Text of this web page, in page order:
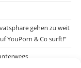
gehen zu weit
YouPorn & Co surft!“